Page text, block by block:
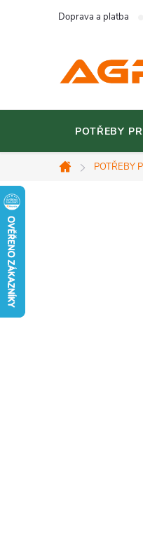
Doprava a platba
POTŘEBY
Domů
POTŘEBY